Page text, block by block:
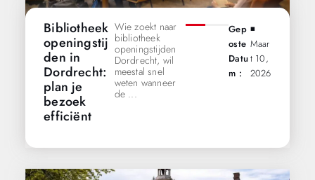
Bibliotheek
openingstij
den in
Dordrecht:
plan je
bezoek
efficiënt
Wie zoekt naar
bibliotheek
openingstijden
Dordrecht, wil
meestal snel
weten wanneer
de ...
Gep
Oste
Datu
M :
◾️
Maar
T 10,
2026